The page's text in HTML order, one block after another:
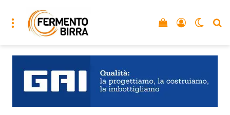
Menu Accedi
Vedi il carrello